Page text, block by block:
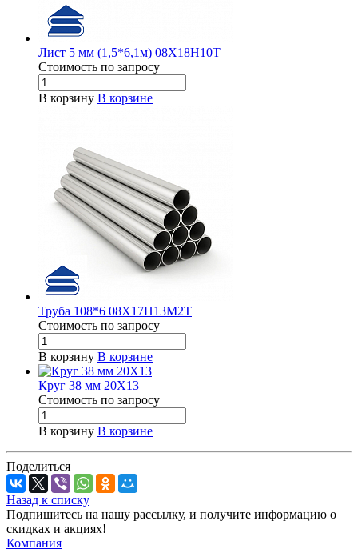
Лист 5 мм (1,5*6,1м) 08Х18Н10Т
Стоимость по запросу
В корзину В корзине
Труба 108*6 08Х17Н13М2Т
Стоимость по запросу
В корзину В корзине
Круг 38 мм 20Х13
Стоимость по запросу
В корзину В корзине
Поделиться
Назад к списку
Подпишитесь на нашу рассылку, и получите информацию о
скидках и акциях!
Компания